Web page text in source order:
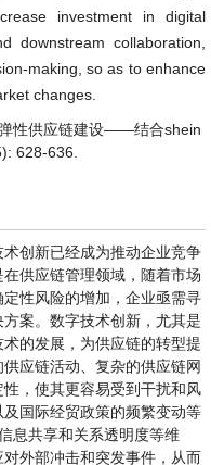
investment in digital
downstream collaboration,
making, so as to enhance
changes.
性供应链建设——结合shein
628-636.
创新已经成为推动企业竞争
供应链管理领域，随着市场
性风险的增加，企业亟需寻
案。数字技术创新，尤其是
的发展，为供应链的转型提
应链活动、复杂的供应链网
，使其更容易受到干扰和风
国际经贸政策的频繁变动等
息共享和关系透明度等维
外部冲击和突发事件，从而